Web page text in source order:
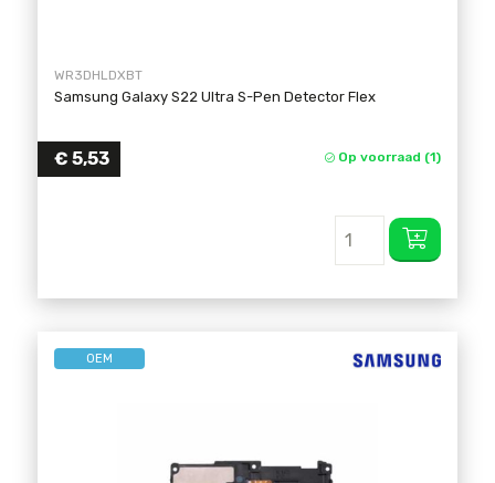
WR3DHLDXBT
Samsung Galaxy S22 Ultra S-Pen Detector Flex
€ 5,53 Op voorraad (1)
OEM